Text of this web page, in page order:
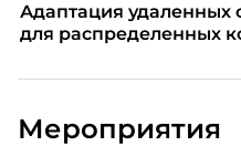
Адаптация удаленных
для распределенных
Мероприятия